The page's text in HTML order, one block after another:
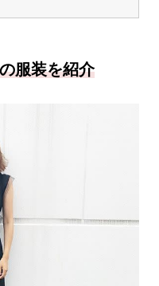
服装を紹介